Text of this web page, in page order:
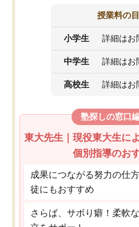
授業料の
小学生 詳細はお
中学生 詳細はお
高校生 詳細はお
塾探しの窓口
東大先生｜現役東大生に
個別指導のお
成果につながる努力の仕
徒にもおすすめ
さらば、サボり癖！柔軟